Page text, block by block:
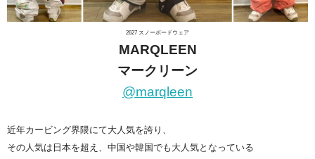
2627 スノーボードウェア
MARQLEEN
マークリーン
@marqleen
近年カービング界隈にて大人気を誇り、
その人気は日本を超え、中国や韓国でも大人気となっている